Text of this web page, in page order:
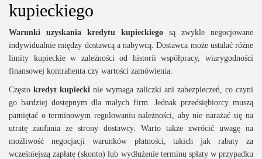
kupieckiego
Warunki uzyskania kredytu kupieckiego są zwykle negocjowane
indywidualnie między dostawcą a nabywcą. Dostawca może ustalać różne
limity kupieckie w zależności od historii współpracy, wiarygodności
finansowej kontrahenta czy wartości zamówienia.
Często kredyt kupiecki nie wymaga zaliczki ani zabezpieczeń, co czyni
go bardziej dostępnym dla małych firm. Jednak przedsiębiorcy muszą
pamiętać o terminowym regulowaniu należności, aby nie narażać się na
utratę zaufania ze strony dostawcy. Warto także zwrócić uwagę na
możliwość negocjacji warunków płatności, takich jak rabaty za
wcześniejszą zapłatę (skonto) lub wydłużenie terminu spłaty w przypadku